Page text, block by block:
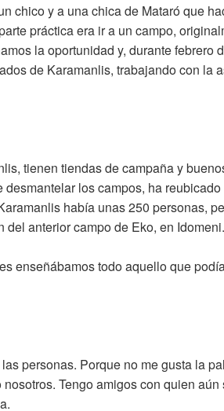
chico y a una chica de Mataró que
práctica era ir a un campo,
la oportunidad y, durante febrero
de Karamanlis, trabajando con la
tienen tiendas de campaña y
los campos, ha
había unas 250 personas,
anterior campo de Eko, en Idomeni.
enseñábamos todo aquello que
personas. Porque no me gusta la
Tengo amigos con quien aún